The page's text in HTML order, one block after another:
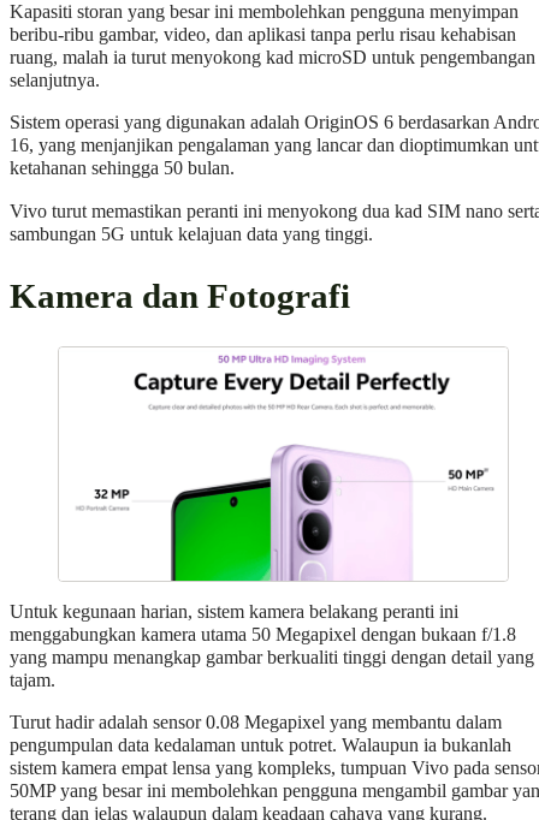
Kapasiti storan yang besar ini membolehkan pengguna menyimpan
beribu-ribu gambar, video, dan aplikasi tanpa perlu risau kehabisan
ruang, malah ia turut menyokong kad microSD untuk pengembangan
selanjutnya.
Sistem operasi yang digunakan adalah OriginOS 6 berdasarkan
16, yang menjanjikan pengalaman yang lancar dan dioptimumkan
ketahanan sehingga 50 bulan.
Vivo turut memastikan peranti ini menyokong dua kad SIM nano
sambungan 5G untuk kelajuan data yang tinggi.
Kamera dan Fotografi
Untuk kegunaan harian, sistem kamera belakang peranti ini
menggabungkan kamera utama 50 Megapixel dengan bukaan f/1.8
yang mampu menangkap gambar berkualiti tinggi dengan detail yang
tajam.
Turut hadir adalah sensor 0.08 Megapixel yang membantu dalam
pengumpulan data kedalaman untuk potret. Walaupun ia bukanlah
sistem kamera empat lensa yang kompleks, tumpuan Vivo pada
50MP yang besar ini membolehkan pengguna mengambil gambar
terang dan jelas walaupun dalam keadaan cahaya yang kurang.